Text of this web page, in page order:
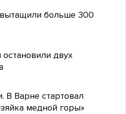
больше 300
двух
В Варне стартовал
медной горы»